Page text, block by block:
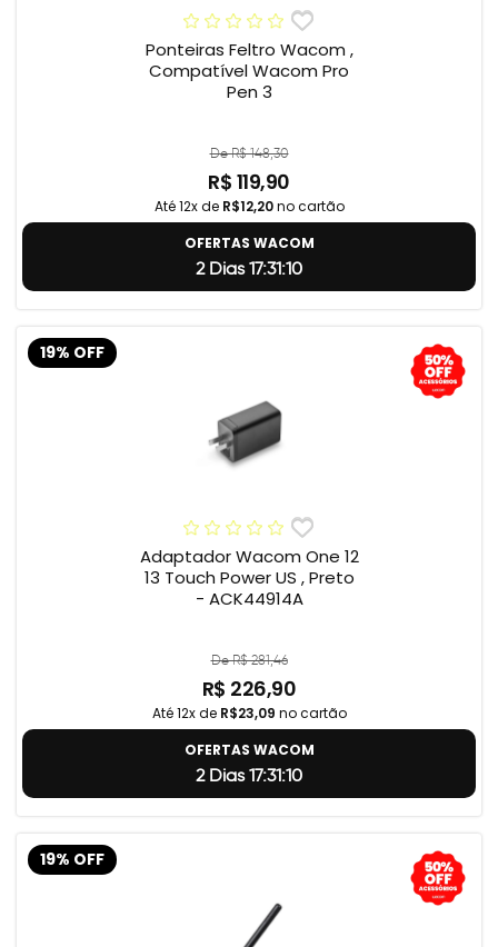
Ponteiras Feltro Wacom ,
Compatível Wacom Pro
Pen 3
De R$ 148,30
R$ 119,90
Até 12x de R$12,20no cartão
OFERTAS WACOM
2 Dias 17:31:9
19% OFF
Adaptador Wacom One 12
13 Touch Power US , Preto
- ACK44914A
De R$ 281,46
R$ 226,90
Até 12x de R$23,09 no cartão
OFERTAS WACOM
2 Dias 17:31:9
19% OFF